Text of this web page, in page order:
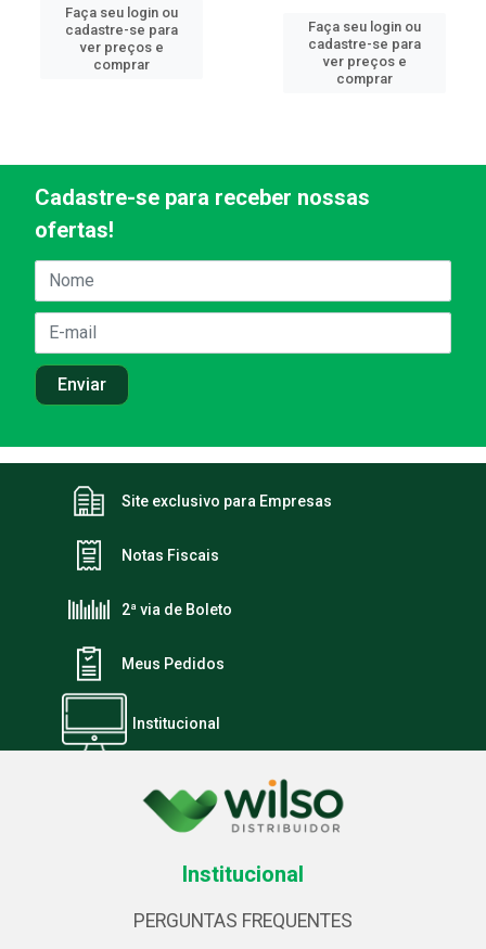
Faça seu login ou
cadastre-se para
ver preços e
comprar
Faça seu login ou
cadastre-se para
ver preços e
comprar
Cadastre-se para receber nossas
ofertas!
Site exclusivo para Empresas
Notas Fiscais
2ª via de Boleto
Meus Pedidos
Institucional
Institucional
PERGUNTAS FREQUENTES